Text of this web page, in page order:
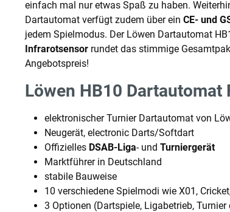
einfach mal nur etwas Spaß zu haben.
Dartautomat verfügt zudem über ein CE- und
jedem Spielmodus. Der Löwen Dartautomat
Infrarotsensor rundet das stimmige
Angebotspreis!
Löwen HB10 Dartautomat
elektronischer Turnier Dartautomat von
Neugerät, electronic Darts/Softdart
Offizielles DSAB-Liga- und Turniergerät
Marktführer in Deutschland
stabile Bauweise
10 verschiedene Spielmodi wie X01,
3 Optionen (Dartspiele, Ligabetrieb,